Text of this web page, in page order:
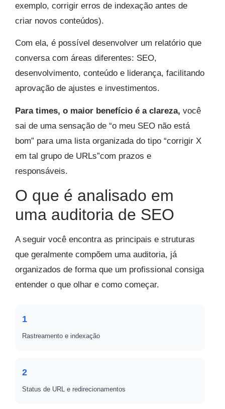
exemplo, corrigir erros de indexação antes de
criar novos conteúdos).
Com ela, é possível desenvolver um relatório que
conversa com áreas diferentes: SEO,
desenvolvimento, conteúdo e liderança, facilitando
aprovação de ajustes e investimentos.​
Para times, o maior benefício é a clareza, você
sai de uma sensação de “o meu SEO não está
bom” para uma lista organizada do tipo “corrigir X
em tal grupo de URLs”com prazos e
responsáveis.
O que é analisado em
uma auditoria de SEO
A seguir você encontra as principais e struturas
que geralmente compõem uma auditoria, já
organizados de forma que um profissional consiga
entender o que olhar e como começar.
1
Rastreamento e indexação
2
Status de URL e redirecionamentos